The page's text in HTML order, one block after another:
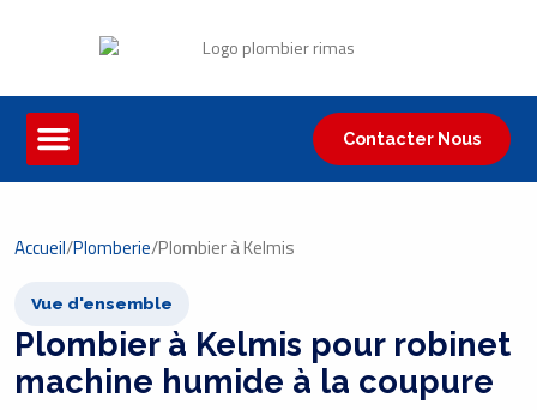
Contacter Nous
Accueil/Plomberie/Plombier à Kelmis
Vue d'ensemble
Plombier à Kelmis pour robinet
machine humide à la coupure